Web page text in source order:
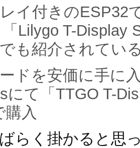
イ付きのESP32
Lilygo T-Display
も紹介されてい
ドを安価に手に
にて「TTGO T-
購入
らく掛かると思